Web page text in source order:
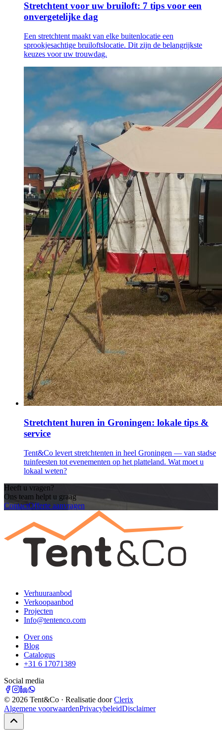
Stretchtent voor uw bruiloft: 7 tips voor een
onvergetelijke dag
Een stretchtent maakt van elke buitenlocatie een
sprookjesachtige bruiloftslocatie. Dit zijn de belangrijkste
keuzes voor uw trouwdag.
Stretchtent huren in Groningen: lokale tips &
service
Tent&Co levert stretchtenten in heel Groningen — van stadse
tuinfeesten tot evenementen op het platteland. Wat moet u
lokaal weten?
Heeft u vragen?
Ons team helpt u graag
ContactOfferte aanvragen
Verhuuraanbod
Verkoopaanbod
Projecten
Info@tentenco.com
Over ons
Blog
Catalogus
+31 6 17071389
Social media
© 2026 Tent&Co · Realisatie door Clerix
Algemene voorwaardenPrivacybeleidDisclaimer